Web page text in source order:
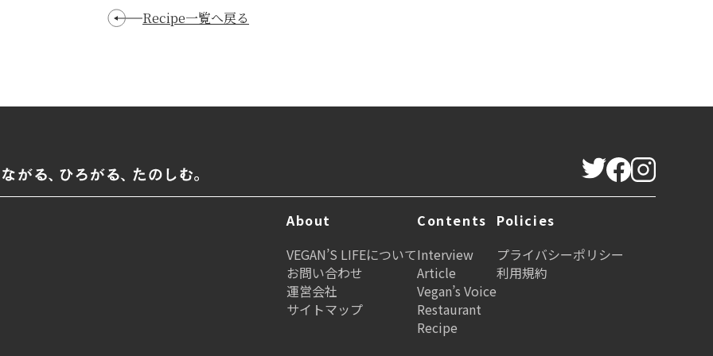
Recipe一覧へ戻る
About
VEGAN’S LIFEについて
お問い合わせ
運営会社
サイトマップ
Contents
Interview
Article
Vegan’s Voice
Restaurant
Recipe
Policies
プライバシーポリシー
利用規約